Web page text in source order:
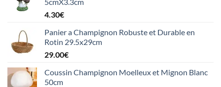
4.30€
Panier a Champignon Robuste et Durable en
Rotin 29.5x29cm
29.00€
Coussin Champignon Moelleux et Mignon Blanc
50cm